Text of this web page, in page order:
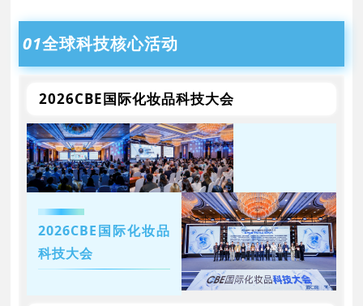
01全球科技核心活动
2026CBE国际化妆品科技大会
2026CBE国际化妆品
科技大会